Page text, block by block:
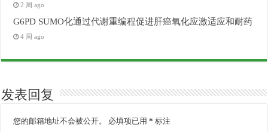
2 周 ago
G6PD SUMO化通过代谢重编程促进肝癌氧化应激适应和耐药
4 周 ago
发表回复
您的邮箱地址不会被公开。 必填项已用* 标注